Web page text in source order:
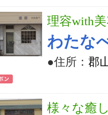
理容with
わたな
●住所： 郡
様々な癒